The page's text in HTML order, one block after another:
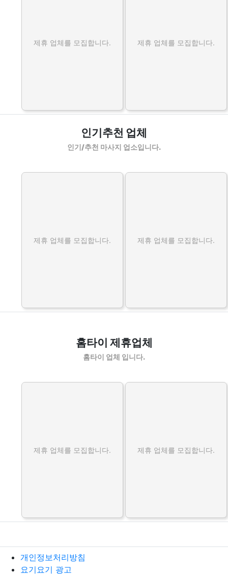
제휴 업체를 모집합니다. 제휴 업체를 모집합니다.
인기추천 업체
인기/추천 마사지 업소입니다.
제휴 업체를 모집합니다. 제휴 업체를 모집합니다.
홈타이 제휴업체
홈타이 업체 입니다.
제휴 업체를 모집합니다. 제휴 업체를 모집합니다.
개인정보처리방침
요기요기 광고